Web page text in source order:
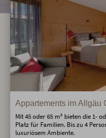
Appartements im Allgäu
Mit 45 oder 65 m² bieten die 1-
Platz für Familien. Bis zu 4
luxuriösem Ambiente.